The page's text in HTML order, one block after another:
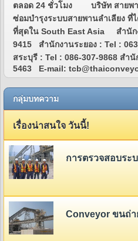
ตลอด 24 ชั่วโมง บริษัท สายพาน
ซ่อมบำรุงระบบสายพานลำเลียง ที่
ที่สุดใน South East Asia สำนัก
9415 สำนักงานระยอง : Tel :
สระบุรี : Tel : 086-307-9868 สำ
5463 E-mail:
กลุ่มบทความ
เรื่องน่าสนใจ วันนี้!
การตรวจสอบระบบสายพานลำเลียง
Conveyor ขนถ่ายวัสดุ